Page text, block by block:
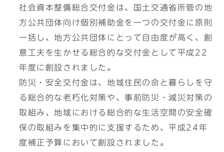
社会資本整備総合交付金は、国土交通省所管の地
方公共団体向け個別補助金を一つの交付金に原則
一括し、地方公共団体にとって自由度が高く、創
意工夫を生かせる総合的な交付金として平成22
年度に創設されました。
防災・安全交付金は、地域住民の命と暮らしを守
る総合的な老朽化対策や、事前防災・減災対策の
取組み、地域における総合的な生活空間の安全確
保の取組みを集中的に支援するため、平成24年
度補正予算において創設されました。